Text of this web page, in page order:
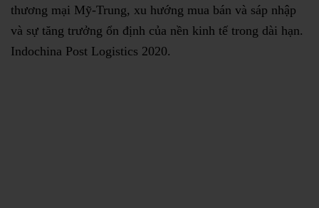
thương mại Mỹ-Trung, xu hướng mua bán và sáp nhập
và sự tăng trưởng ổn định của nền kinh tế trong dài hạn.
Indochina Post Logistics 2020.